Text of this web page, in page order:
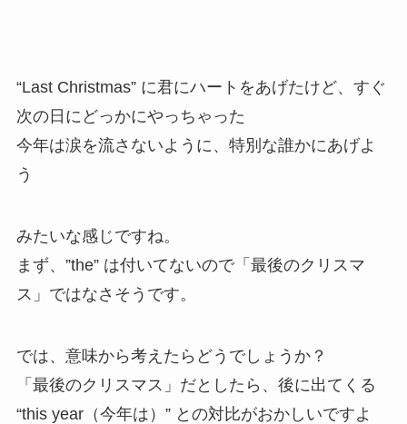
“Last Christmas” に君にハートをあげたけど、すぐ
次の日にどっかにやっちゃった
今年は涙を流さないように、特別な誰かにあげよ
う
みたいな感じですね。
まず、”the” は付いてないので「最後のクリスマ
ス」ではなさそうです。
では、意味から考えたらどうでしょうか？
「最後のクリスマス」だとしたら、後に出てくる
“this year（今年は）” との対比がおかしいですよ